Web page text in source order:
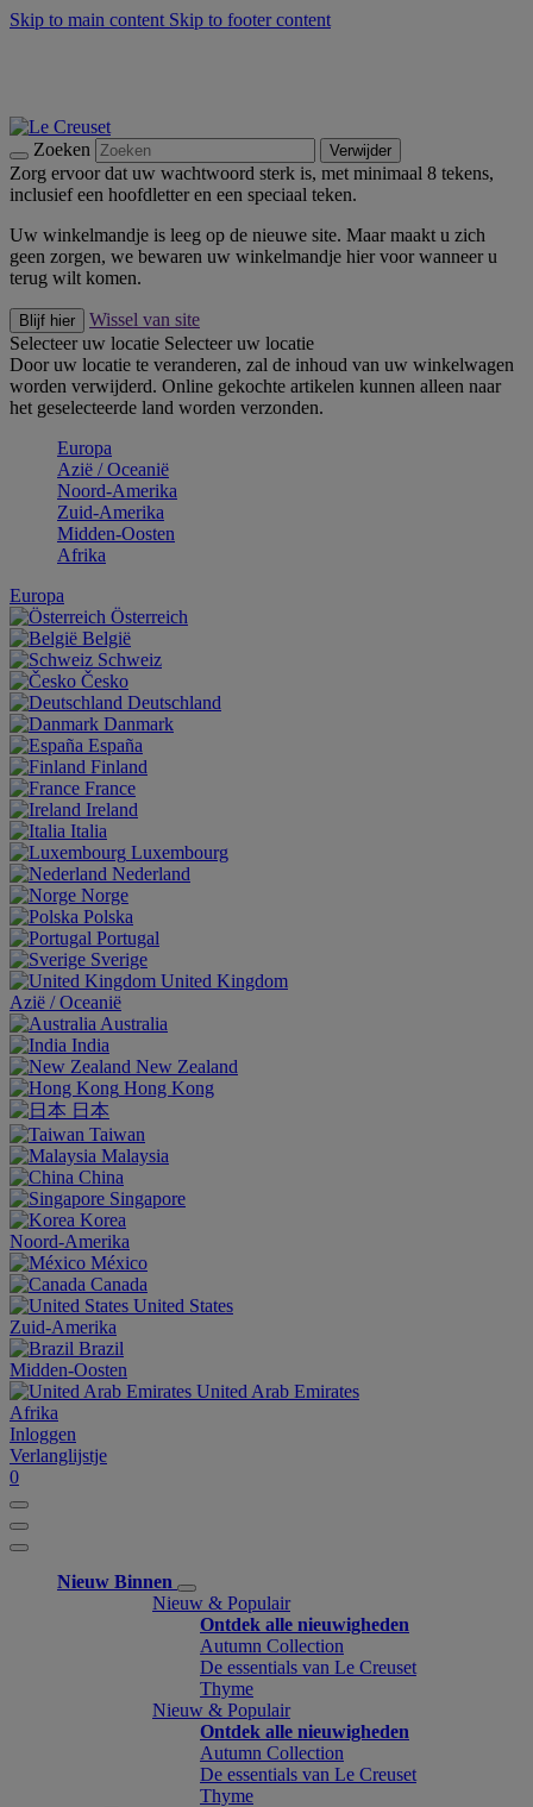
Skip to main content Skip to footer content
Zoeken Verwijder
Zorg ervoor dat uw wachtwoord sterk is, met minimaal 8 tekens,
inclusief een hoofdletter en een speciaal teken.
Uw winkelmandje is leeg op de nieuwe site. Maar maakt u zich
geen zorgen, we bewaren uw winkelmandje hier voor wanneer u
terug wilt komen.
Blijf hier
Wissel van site
Selecteer uw locatie Selecteer uw locatie
Door uw locatie te veranderen, zal de inhoud van uw winkelwagen
worden verwijderd. Online gekochte artikelen kunnen alleen naar
het geselecteerde land worden verzonden.
Europa
Aziё / Oceaniё
Noord-Amerika
Zuid-Amerika
Midden-Oosten
Afrika
Europa
Österreich
België
Schweiz
Česko
Deutschland
Danmark
España
Finland
France
Ireland
Italia
Luxembourg
Nederland
Norge
Polska
Portugal
Sverige
United Kingdom
Aziё / Oceaniё
Australia
India
New Zealand
Hong Kong
日本
Taiwan
Malaysia
China
Singapore
Korea
Noord-Amerika
México
Canada
United States
Zuid-Amerika
Brazil
Midden-Oosten
United Arab Emirates
Afrika
Inloggen
Verlanglijstje
0
Nieuw Binnen
Nieuw & Populair
Ontdek alle nieuwigheden
Autumn Collection
De essentials van Le Creuset
Thyme
Nieuw & Populair
Ontdek alle nieuwigheden
Autumn Collection
De essentials van Le Creuset
Thyme